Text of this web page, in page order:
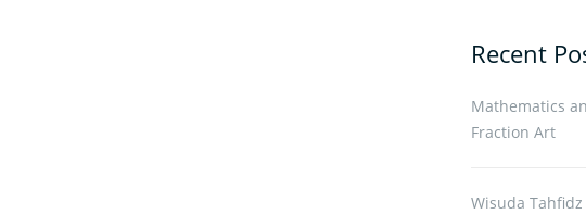
Recent
Mathematics
Fraction Art
Wisuda